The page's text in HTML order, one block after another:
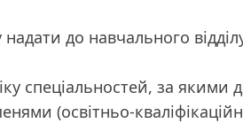
до навчального
спеціальностей, за якими
(освітньо-